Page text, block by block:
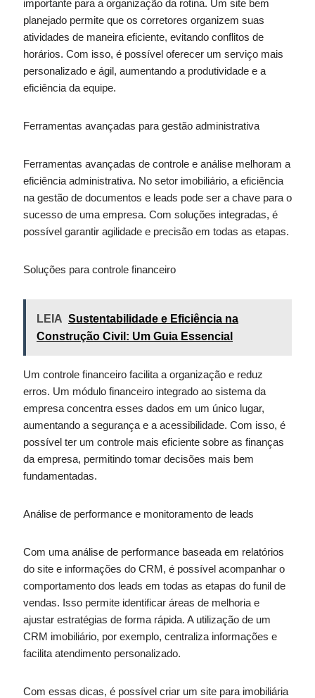
importante para a organização da rotina. Um site bem
planejado permite que os corretores organizem suas
atividades de maneira eficiente, evitando conflitos de
horários. Com isso, é possível oferecer um serviço mais
personalizado e ágil, aumentando a produtividade e a
eficiência da equipe.
Ferramentas avançadas para gestão administrativa
Ferramentas avançadas de controle e análise melhoram a
eficiência administrativa. No setor imobiliário, a eficiência
na gestão de documentos e leads pode ser a chave para o
sucesso de uma empresa. Com soluções integradas, é
possível garantir agilidade e precisão em todas as etapas.
Soluções para controle financeiro
LEIA Sustentabilidade e Eficiência na
Construção Civil: Um Guia Essencial
Um controle financeiro facilita a organização e reduz
erros. Um módulo financeiro integrado ao sistema da
empresa concentra esses dados em um único lugar,
aumentando a segurança e a acessibilidade. Com isso, é
possível ter um controle mais eficiente sobre as finanças
da empresa, permitindo tomar decisões mais bem
fundamentadas.
Análise de performance e monitoramento de leads
Com uma análise de performance baseada em relatórios
do site e informações do CRM, é possível acompanhar o
comportamento dos leads em todas as etapas do funil de
vendas. Isso permite identificar áreas de melhoria e
ajustar estratégias de forma rápida. A utilização de um
CRM imobiliário, por exemplo, centraliza informações e
facilita atendimento personalizado.
Com essas dicas, é possível criar um site para imobiliária